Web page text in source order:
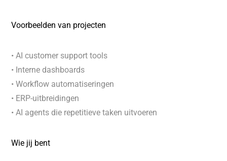
Voorbeelden van projecten
• AI customer support tools
• Interne dashboards
• Workflow automatiseringen
• ERP-uitbreidingen
• AI agents die repetitieve taken uitvoeren
Wie jij bent